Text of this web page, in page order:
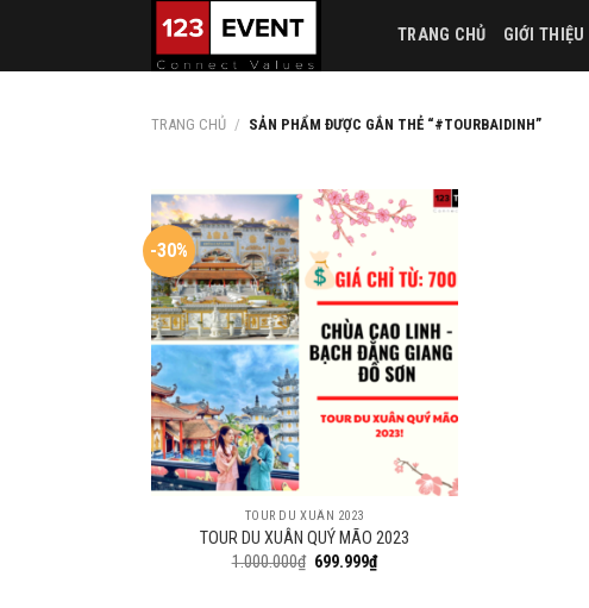
content
TRANG CHỦ GIỚI THIỆU
TRANG CHỦ / SẢN PHẨM ĐƯỢC GẮN THẺ “#TOURBAIDINH”
-30%
TOUR DU XUÂN 2023
TOUR DU XUÂN QUÝ MÃO 2023
1.000.000₫ 699.999₫